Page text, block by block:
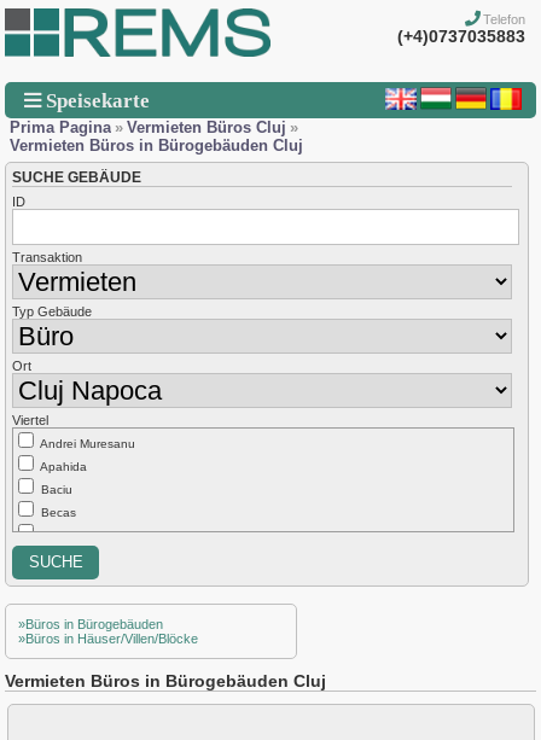
Telefon
(+4)0737035883
Speisekarte
Prima Pagina » Vermieten Büros Cluj »
Vermieten Büros in Bürogebäuden Cluj
SUCHE GEBÄUDE
ID
Transaktion
Typ Gebäude
Ort
Viertel
Andrei Muresanu
Apahida
Baciu
Becas
Borhanci
Bulgaria
Buna Ziua
Centru
Chinteni
Europa
Exterior Est
»Büros in Bürogebäuden
»Büros in Häuser/Villen/Blöcke
Vermieten Büros in Bürogebäuden Cluj